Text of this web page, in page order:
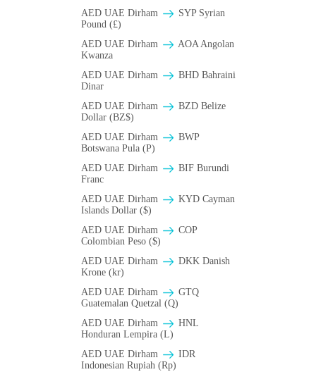
AED UAE Dirham
SYP Syrian
Pound (£)
AED UAE Dirham
AOA Angolan
Kwanza
AED UAE Dirham
BHD Bahraini
Dinar
AED UAE Dirham
BZD Belize
Dollar (BZ$)
AED UAE Dirham
BWP
Botswana Pula (P)
AED UAE Dirham
BIF Burundi
Franc
AED UAE Dirham
KYD Cayman
Islands Dollar ($)
AED UAE Dirham
COP
Colombian Peso ($)
AED UAE Dirham
DKK Danish
Krone (kr)
AED UAE Dirham
GTQ
Guatemalan Quetzal (Q)
AED UAE Dirham
HNL
Honduran Lempira (L)
AED UAE Dirham
IDR
Indonesian Rupiah (Rp)